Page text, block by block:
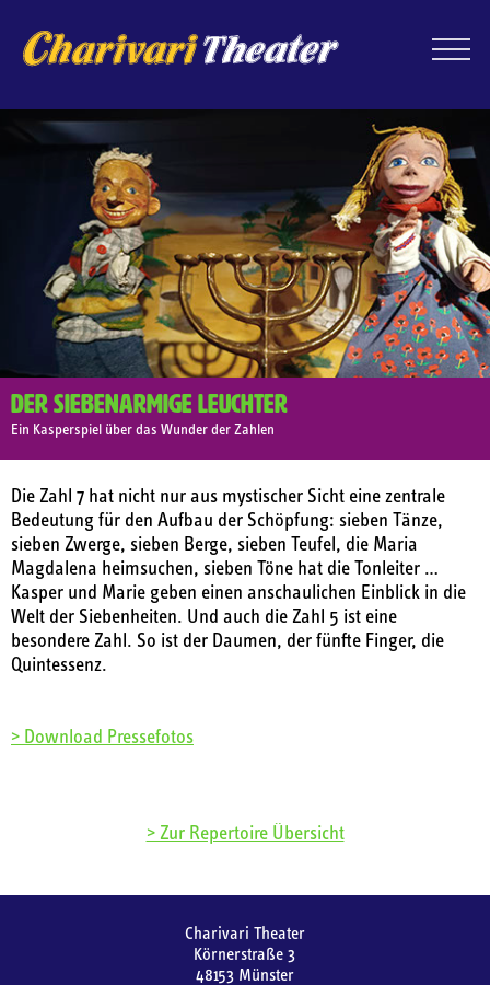
Der siebenarmige Leuchter
Ein Kasperspiel über das Wunder der Zahlen
Die Zahl 7 hat nicht nur aus mystischer Sicht eine zentrale
Bedeutung für den Aufbau der Schöpfung: sieben Tänze,
sieben Zwerge, sieben Berge, sieben Teufel, die Maria
Magdalena heimsuchen, sieben Töne hat die Tonleiter …
Kasper und Marie geben einen anschaulichen Einblick in die
Welt der Siebenheiten. Und auch die Zahl 5 ist eine
besondere Zahl. So ist der Daumen, der fünfte Finger, die
Quintessenz.
> Download Pressefotos
> Zur Repertoire Übersicht
Charivari Theater
Körnerstraße 3
48153 Münster